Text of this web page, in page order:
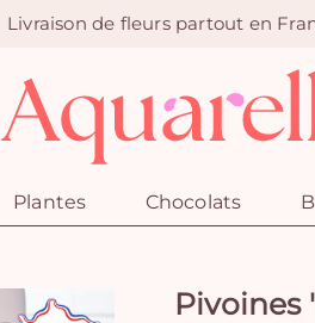
Livraison de fleurs partout en
Plantes Chocolats
Pivoines